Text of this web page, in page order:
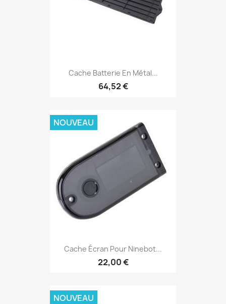
Cache Batterie En Métal...
64,52 €
Cache Écran Pour Ninebot...
22,00 €
NOUVEAU
NOUVEAU